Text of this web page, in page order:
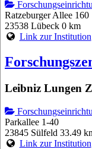
Ratzeburger Allee 160
23538 Lübeck 0 km
Link zur Institution
Leibniz Lungen
Parkallee 1-40
23845 Sülfeld 33.49
Link zur Institution